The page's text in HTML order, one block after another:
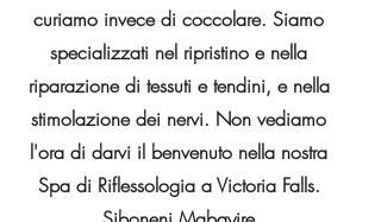
curiamo invece di coccolare. Siamo
specializzati nel ripristino e nella
riparazione di tessuti e tendini, e nella
stimolazione dei nervi. Non vediamo
l'ora di darvi il benvenuto nella nostra
Spa di Riflessologia a Victoria Falls.